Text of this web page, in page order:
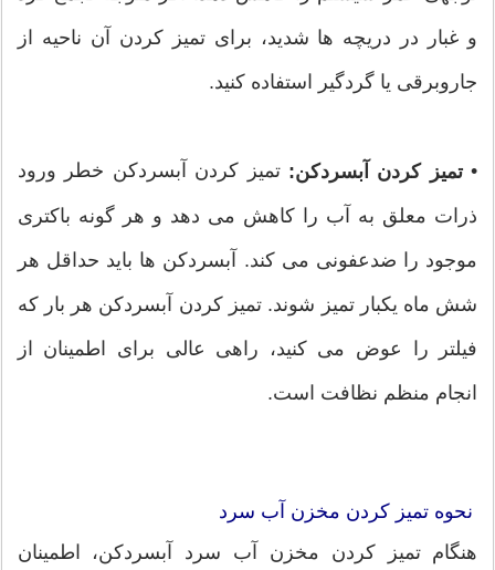
و غبار در دریچه ها شدید، برای تمیز کردن آن ناحیه از
جاروبرقی یا گردگیر استفاده کنید.
•تمیز کردن آبسردکن: تمیز کردن آبسردکن خطر ورود
ذرات معلق به آب را کاهش می دهد و هر گونه باکتری
موجود را ضدعفونی می کند. آبسردکن ها باید حداقل هر
شش ماه یکبار تمیز شوند. تمیز کردن آبسردکن هر بار که
فیلتر را عوض می کنید، راهی عالی برای اطمینان از
انجام منظم نظافت است.
نحوه تمیز کردن مخزن آب سرد
هنگام تمیز کردن مخزن آب سرد آبسردکن، اطمینان